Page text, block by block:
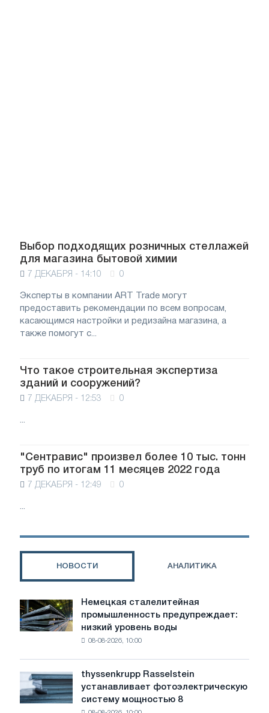
Выбор подходящих розничных стеллажей
для магазина бытовой химии
7 ДЕКАБРЯ - 14:10 0
Эксперты в компании ART Trade могут
предоставить рекомендации по всем вопросам,
касающимся настройки и редизайна магазина, а
также помогут с...
Что такое строительная экспертиза
зданий и сооружений?
7 ДЕКАБРЯ - 12:53 0
...
"Сентравис" произвел более 10 тыс. тонн
труб по итогам 11 месяцев 2022 года
7 ДЕКАБРЯ - 12:49 0
...
НОВОСТИ АНАЛИТИКА
Немецкая
сталелитейная
промышленность
предупреждает:
воды
угрожает
Немецкая сталелитейная
промышленность предупреждает:
низкий уровень воды
08-08-2026, 10:00
thyssenkrupp
Rasselstein
устанавливает
thyssenkrupp Rasselstein
устанавливает фотоэлектрическую
систему мощностью 8